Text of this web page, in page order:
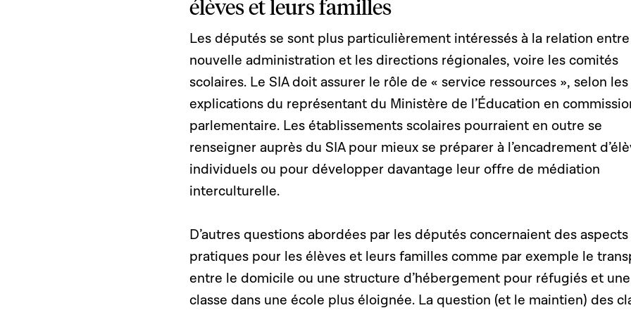
élèves et leurs familles
Les députés se sont plus particulièrement intéressés à la relation
nouvelle administration et les directions régionales, voire les comités
scolaires. Le SIA doit assurer le rôle de « service ressources », selon les
explications du représentant du Ministère de l’Éducation en
parlementaire. Les établissements scolaires pourraient en outre se
renseigner auprès du SIA pour mieux se préparer à l’encadrement
individuels ou pour développer davantage leur offre de médiation
interculturelle.
D’autres questions abordées par les députés concernaient des aspects
pratiques pour les élèves et leurs familles comme par exemple le
entre le domicile ou une structure d’hébergement pour réfugiés et une
classe dans une école plus éloignée. La question (et le maintien) des